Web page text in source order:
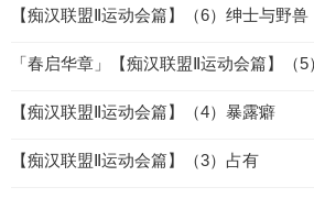
【痴汉联盟Ⅱ运动会篇】（6）绅士与野兽
「春启华章」【痴汉联盟Ⅱ运动会篇】（
【痴汉联盟Ⅱ运动会篇】（4）暴露癖
【痴汉联盟Ⅱ运动会篇】（3）占有